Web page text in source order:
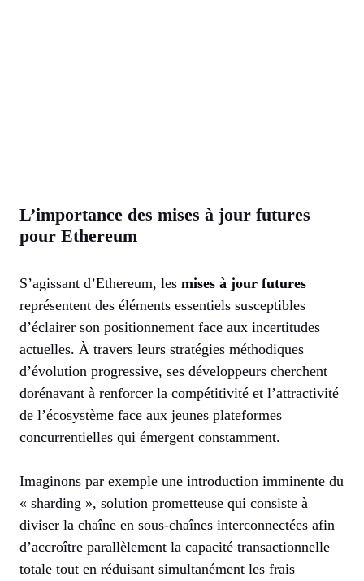
L’importance des mises à jour futures
pour Ethereum
S’agissant d’Ethereum, les mises à jour futures
représentent des éléments essentiels susceptibles
d’éclairer son positionnement face aux incertitudes
actuelles. À travers leurs stratégies méthodiques
d’évolution progressive, ses développeurs cherchent
dorénavant à renforcer la compétitivité et l’attractivité
de l’écosystème face aux jeunes plateformes
concurrentielles qui émergent constamment.
Imaginons par exemple une introduction imminente du
« sharding », solution prometteuse qui consiste à
diviser la chaîne en sous-chaînes interconnectées afin
d’accroître parallèlement la capacité transactionnelle
totale tout en réduisant simultanément les frais